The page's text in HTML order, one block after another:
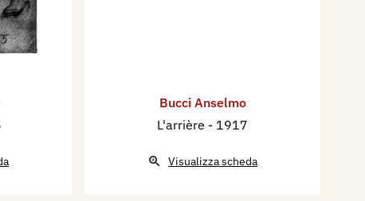
Bucci Anselmo
L'arrière - 1917
Visualizza scheda